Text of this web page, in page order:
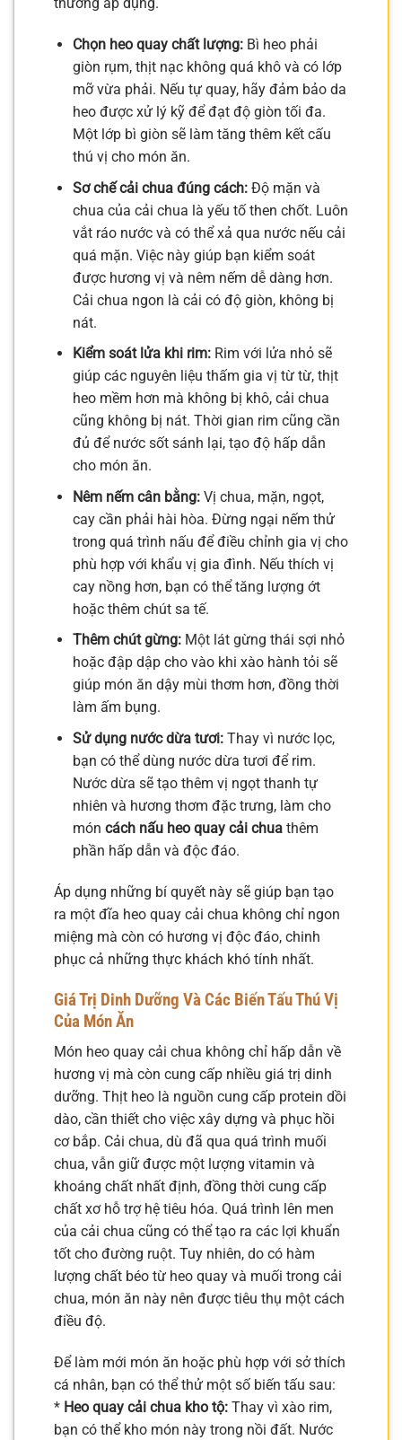
Chọn heo quay chất lượng:Bì heo phải
giòn rụm, thịt nạc không quá khô và có lớp
mỡ vừa phải. Nếu tự quay, hãy đảm bảo da
heo được xử lý kỹ để đạt độ giòn tối đa.
Một lớp bì giòn sẽ làm tăng thêm kết cấu
thú vị cho món ăn.
Sơ chế cải chua đúng cách:Độ mặn và
chua của cải chua là yếu tố then chốt. Luôn
vắt ráo nước và có thể xả qua nước nếu cải
quá mặn. Việc này giúp bạn kiểm soát
được hương vị và nêm nếm dễ dàng hơn.
Cải chua ngon là cải có độ giòn, không bị
nát.
Kiểm soát lửa khi rim:Rim với lửa nhỏ sẽ
giúp các nguyên liệu thấm gia vị từ từ, thịt
heo mềm hơn mà không bị khô, cải chua
cũng không bị nát. Thời gian rim cũng cần
đủ để nước sốt sánh lại, tạo độ hấp dẫn
cho món ăn.
Nêm nếm cân bằng:Vị chua, mặn, ngọt,
cay cần phải hài hòa. Đừng ngại nếm thử
trong quá trình nấu để điều chỉnh gia vị cho
phù hợp với khẩu vị gia đình. Nếu thích vị
cay nồng hơn, bạn có thể tăng lượng ớt
hoặc thêm chút sa tế.
Thêm chút gừng:Một lát gừng thái sợi nhỏ
hoặc đập dập cho vào khi xào hành tỏi sẽ
giúp món ăn dậy mùi thơm hơn, đồng thời
làm ấm bụng.
Sử dụng nước dừa tươi:Thay vì nước lọc,
bạn có thể dùng nước dừa tươi để rim.
Nước dừa sẽ tạo thêm vị ngọt thanh tự
nhiên và hương thơm đặc trưng, làm cho
món cách nấu heo quay cải chuathêm
phần hấp dẫn và độc đáo.
Áp dụng những bí quyết này sẽ giúp bạn tạo
ra một đĩa heo quay cải chua không chỉ ngon
miệng mà còn có hương vị độc đáo, chinh
phục cả những thực khách khó tính nhất.
Giá Trị Dinh Dưỡng Và Các Biến Tấu Thú Vị
Của Món Ăn
Món heo quay cải chua không chỉ hấp dẫn về
hương vị mà còn cung cấp nhiều giá trị dinh
dưỡng. Thịt heo là nguồn cung cấp protein dồi
dào, cần thiết cho việc xây dựng và phục hồi
cơ bắp. Cải chua, dù đã qua quá trình muối
chua, vẫn giữ được một lượng vitamin và
khoáng chất nhất định, đồng thời cung cấp
chất xơ hỗ trợ hệ tiêu hóa. Quá trình lên men
của cải chua cũng có thể tạo ra các lợi khuẩn
tốt cho đường ruột. Tuy nhiên, do có hàm
lượng chất béo từ heo quay và muối trong cải
chua, món ăn này nên được tiêu thụ một cách
điều độ.
Để làm mới món ăn hoặc phù hợp với sở thích
cá nhân, bạn có thể thử một số biến tấu sau:
* Heo quay cải chua kho tộ: Thay vì xào rim,
bạn có thể kho món này trong nồi đất. Nước